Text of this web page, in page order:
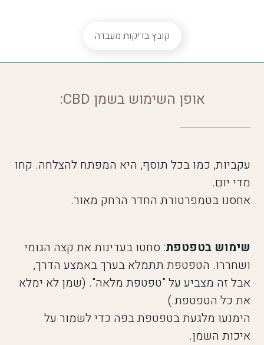
קובץ בדיקות מעבדה
אופן השימוש בשמן CBD:
עקביות, כמו בכל תוסף, היא המפתח להצלחה. קחו
מדי יום.
אחסנו בטמפרטורת החדר הרחק מאור.
שימוש בטפטפת: סחטו בעדינות את קצה הגומי
ושחררו. הטפטפת תתמלא בערך באמצע הדרך,
אבל זה מצביע על "טפטפת מלאה". (שמן לא ימלא
את כל הטפטפת.)
הימנעו מלגעת בטפטפת בפה כדי לשמור על
איכות השמן.